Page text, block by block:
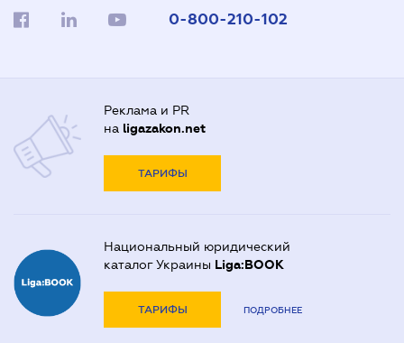
0-800-210-102
Реклама и PR
на ligazakon.net
ТАРИФЫ
Национальный юридический
каталог Украины Liga:BOOK
ТАРИФЫ ПОДРОБНЕЕ